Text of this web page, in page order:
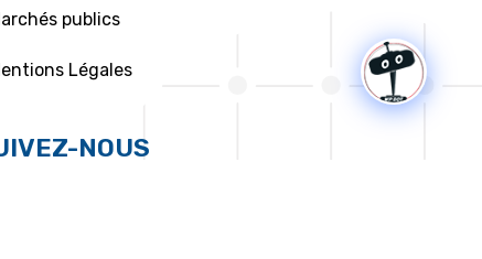
publics
Légales
NOUS